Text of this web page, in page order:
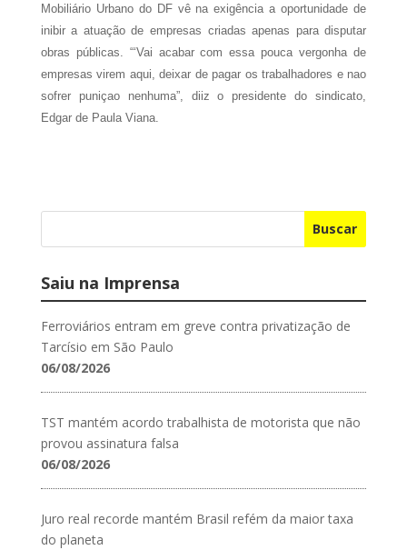
Mobiliário Urbano do DF vê na exigência a oportunidade de
inibir a atuação de empresas criadas apenas para disputar
obras públicas. “‘Vai acabar com essa pouca vergonha de
empresas virem aqui, deixar de pagar os trabalhadores e nao
sofrer puniçao nenhuma”, diiz o presidente do sindicato,
Edgar de Paula Viana.
Buscar
Saiu na Imprensa
Ferroviários entram em greve contra privatização de
Tarcísio em São Paulo
06/08/2026
TST mantém acordo trabalhista de motorista que não
provou assinatura falsa
06/08/2026
Juro real recorde mantém Brasil refém da maior taxa
do planeta